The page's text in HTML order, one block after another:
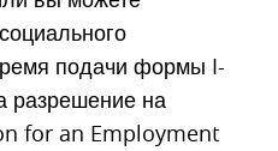
подачи формы I-
разрешение на
for an Employment